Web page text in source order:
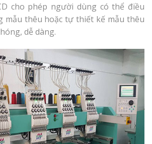
cho phép người dùng có thể điều
mẫu thêu hoặc tự thiết kế mẫu thêu
dễ dàng.